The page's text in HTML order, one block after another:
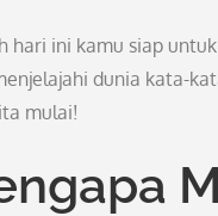
hari ini kamu siap
dunia kata-
mulai!